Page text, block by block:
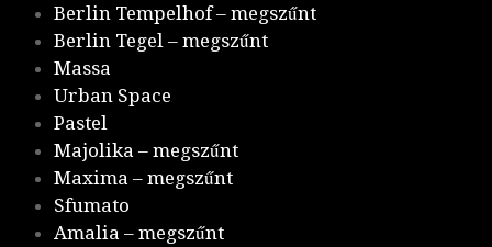
Berlin Tempelhof – megszűnt
Berlin Tegel – megszűnt
Massa
Urban Space
Pastel
Majolika – megszűnt
Maxima – megszűnt
Sfumato
Amalia – megszűnt